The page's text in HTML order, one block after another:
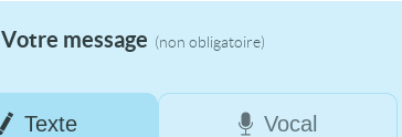
Votre message (non obligatoire)
Texte Vocal